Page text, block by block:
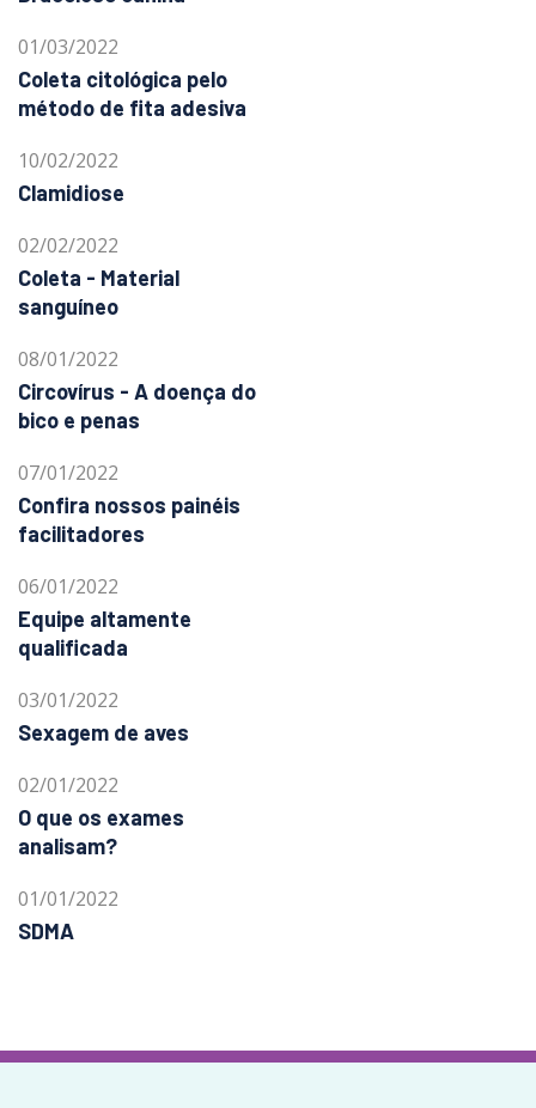
01/03/2022
Coleta citológica pelo
método de fita adesiva
10/02/2022
Clamidiose
02/02/2022
Coleta - Material
sanguíneo
08/01/2022
Circovírus - A doença do
bico e penas
07/01/2022
Confira nossos painéis
facilitadores
06/01/2022
Equipe altamente
qualificada
03/01/2022
Sexagem de aves
02/01/2022
O que os exames
analisam?
01/01/2022
SDMA